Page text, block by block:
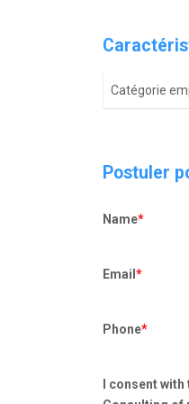
Catégorie
Postuler
Name*
Email *
Phone*
I consent